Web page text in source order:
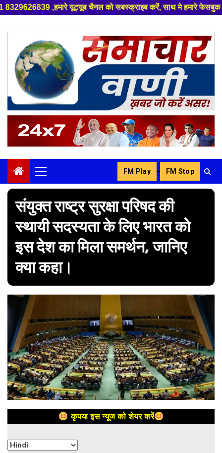
यूट्यूब चैनल को सबस्क्राइब करें, साथ मे हमारे फेसबुक को लाइक जरूर करें ,
content
Primary
Menu
FM Play - FM Stop
संयुक्त राष्ट्र सुरक्षा परिषद की
स्थायी सदस्यता के लिए भारत को
इस देश का मिला समर्थन, जानिए
क्या कहा।
कृपया इस न्यूज को शेयर करें